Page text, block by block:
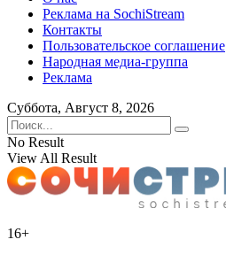
Реклама на SochiStream
Контакты
Пользовательское соглашение
Народная медиа-группа
Реклама
Суббота, Август 8, 2026
No Result
View All Result
16+